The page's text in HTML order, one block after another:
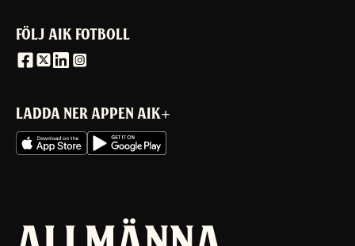
FÖLJ AIK FOTBOLL
LADDA NER APPEN AIK+